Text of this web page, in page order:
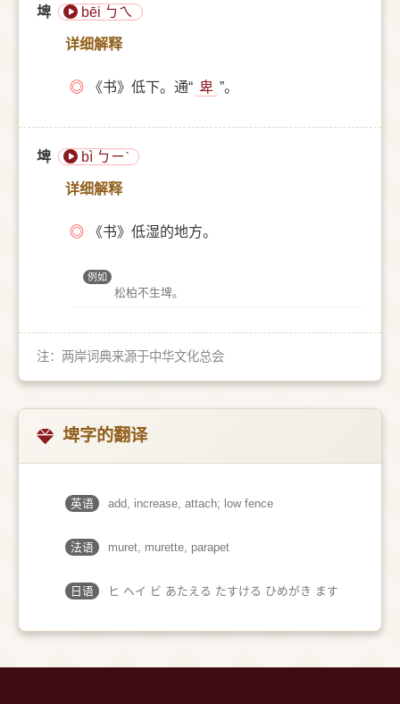
埤 bēi ㄅㄟ
详细解释
◎ 《书》低下。通“ 卑 ”。
埤 bì ㄅㄧˋ
详细解释
◎ 《书》低湿的地方。
例如
松柏不生埤。
注：两岸词典来源于中华文化总会
埤字的翻译
英语 add, increase, attach; low fence
法语 muret, murette, parapet
日语 ヒ ヘイ ビ あたえる たすける ひめがき ます